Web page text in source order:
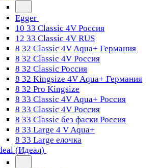
Egger
10 33 Classic 4V Россия
12 33 Classic 4V RUS
8 32 Classic 4V Aqua+ Германия
8 32 Classic 4V Россия
8 32 Classic Россия
8 32 Kingsize 4V Aqua+ Германия
8 32 Pro Kingsize
8 33 Classic 4V Aqua+ Россия
8 33 Classic 4V Россия
8 33 Classic без фаски Россия
8 33 Large 4 V Aqua+
8 33 Large елочка
(Идеал)